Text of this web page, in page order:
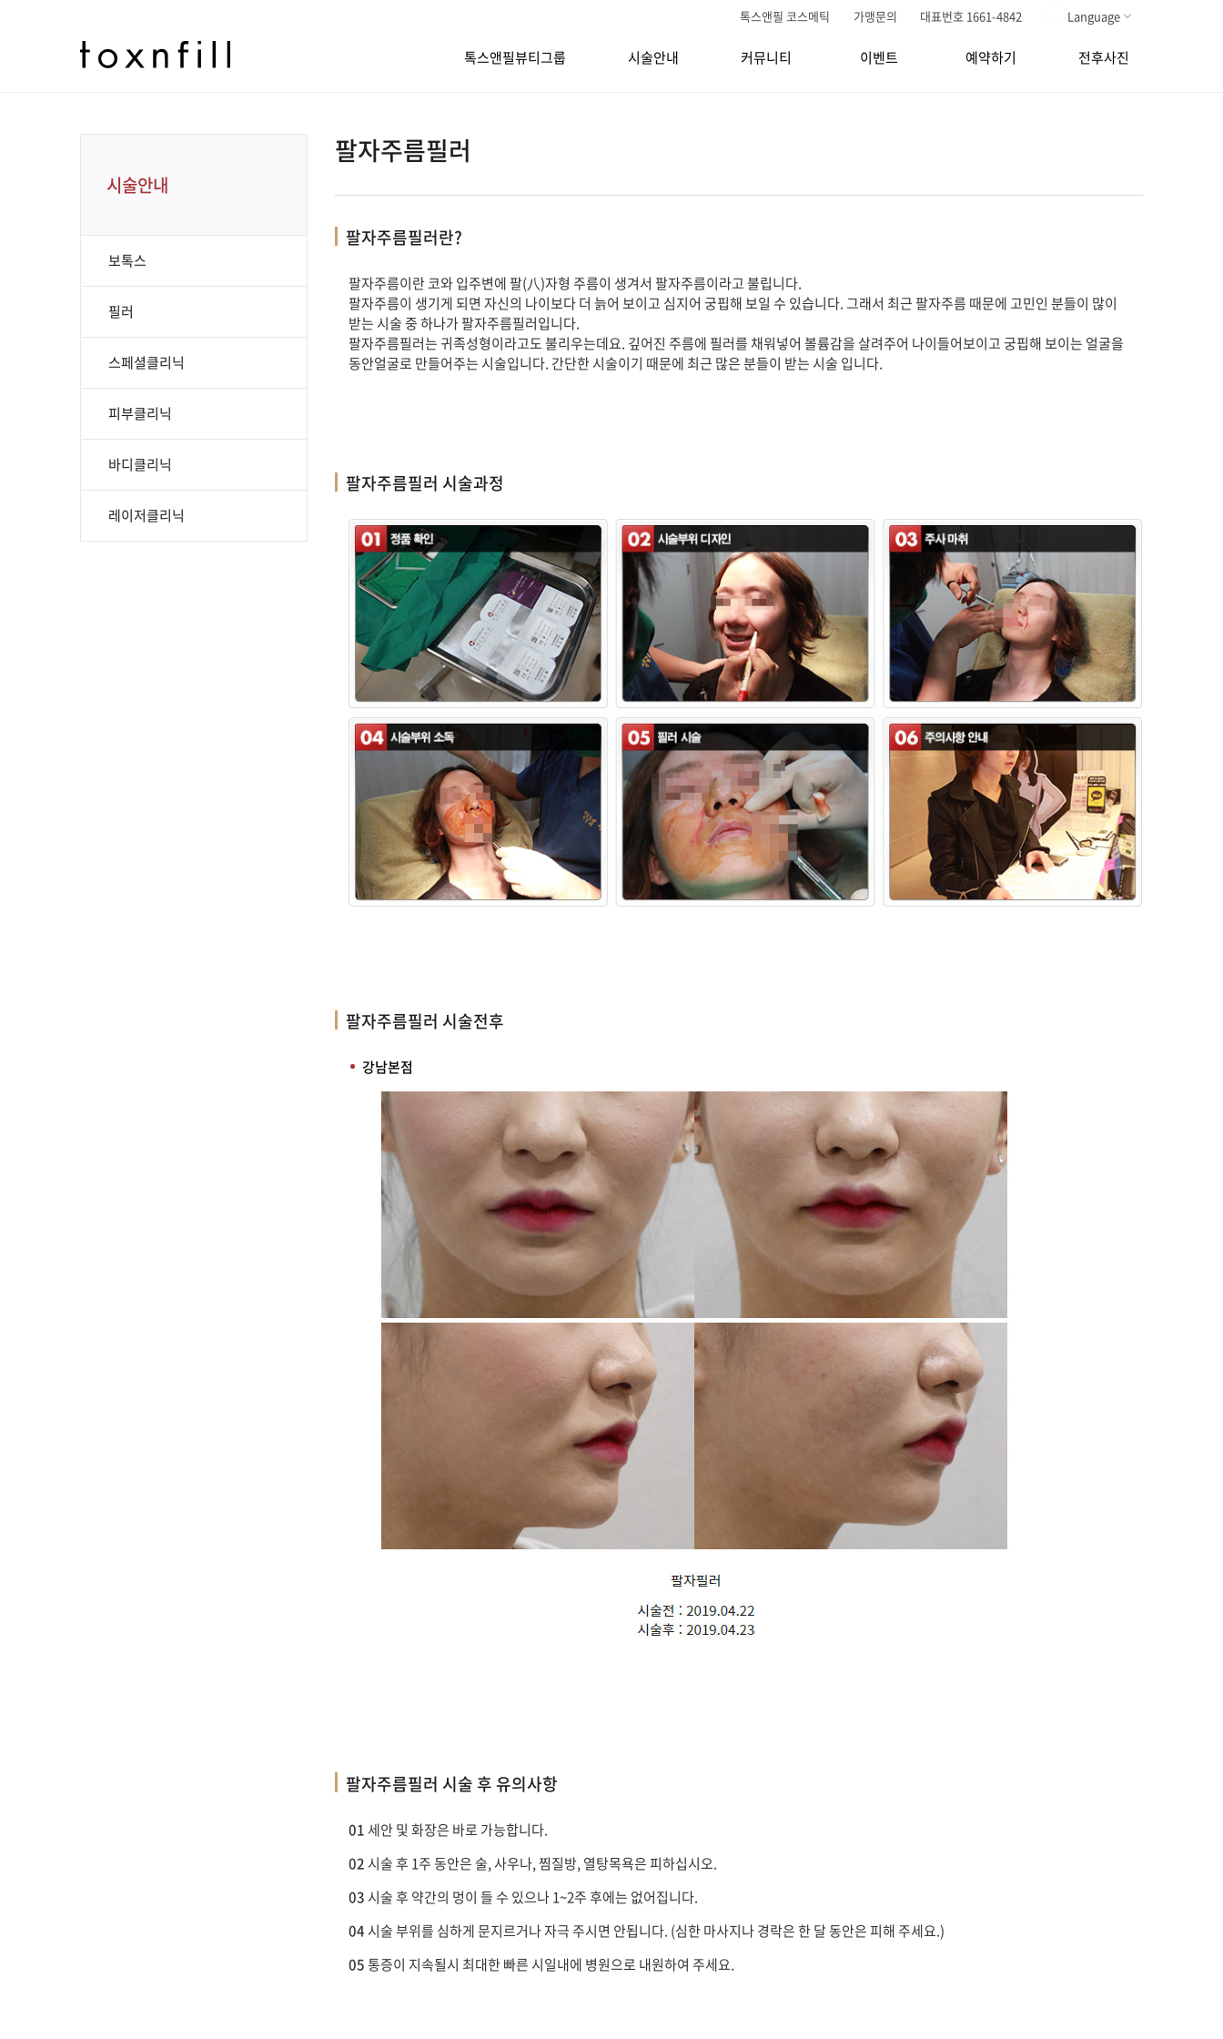
톡스앤필 코스메틱 가맹문의 대표번호 1661-4842 Language
톡스앤필뷰티그룹 시술안내 커뮤니티 이벤트 예약하기 전후사진
시술안내
보톡스
필러
스페셜클리닉
피부클리닉
바디클리닉
레이저클리닉
팔자주름필러
팔자주름필러란?
팔자주름이란 코와 입주변에 팔(八)자형 주름이 생겨서 팔자주름이라고 불립니다.
팔자주름이 생기게 되면 자신의 나이보다 더 늙어 보이고 심지어 궁핍해 보일 수 있습니다. 그래서 최근 팔자주름 때문에 고민인 분들이 많이
받는 시술 중 하나가 팔자주름필러입니다.
팔자주름필러는 귀족성형이라고도 불리우는데요. 깊어진 주름에 필러를 채워넣어 볼륨감을 살려주어 나이들어보이고 궁핍해 보이는 얼굴을
동안얼굴로 만들어주는 시술입니다. 간단한 시술이기 때문에 최근 많은 분들이 받는 시술 입니다.
팔자주름필러 시술과정
팔자주름필러 시술전후
강남본점
팔자주름필러 시술 후 유의사항
01세안 및 화장은 바로 가능합니다.
02 시술 후 1주 동안은 술, 사우나, 찜질방, 열탕목욕은 피하십시오.
03 시술 후 약간의 멍이 들 수 있으나 1~2주 후에는 없어집니다.
04 시술 부위를 심하게 문지르거나 자극 주시면 안됩니다. (심한 마사지나 경락은 한 달 동안은 피해 주세요.)
05통증이 지속될시 최대한 빠른 시일내에 병원으로 내원하여 주세요.